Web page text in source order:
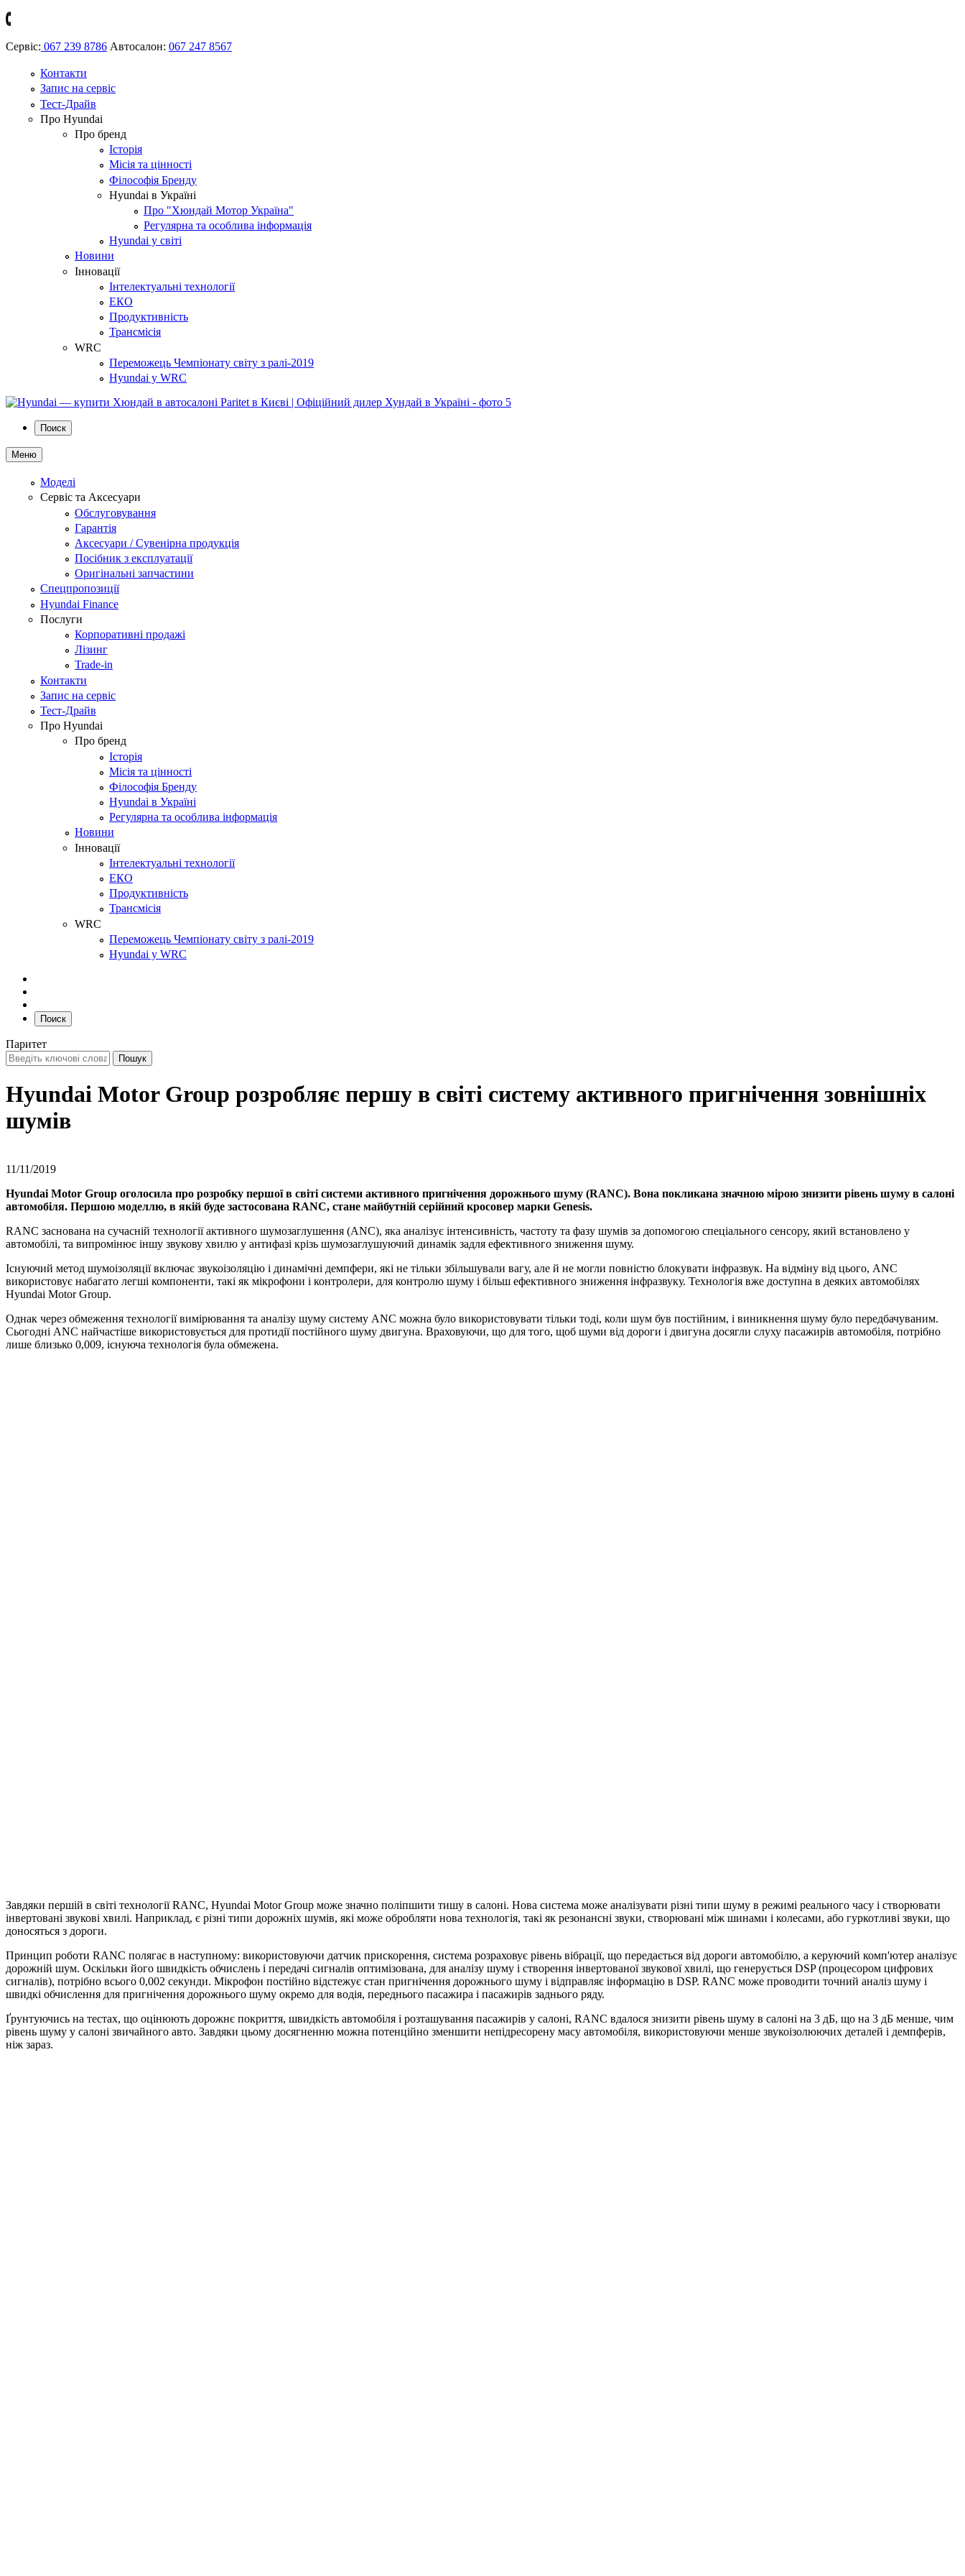
Сервіс: 067 239 8786 Автосалон: 067 247 8567
Контакти
Запис на сервіс
Тест-Драйв
Про Hyundai
Про бренд
Історія
Місія та цінності
Філософія Бренду
Hyundai в Україні
Про "Хюндай Мотор Україна"
Регулярна та особлива інформація
Hyundai у світі
Новини
Інновації
Інтелектуальні технології
ЕКО
Продуктивність
Трансмісія
WRC
Переможець Чемпіонату світу з ралі-2019
Hyundai у WRC
Поиск
Меню
Моделі
Сервіс та Аксесуари
Обслуговування
Гарантія
Аксесуари / Сувенірна продукція
Посібник з експлуатації
Оригінальні запчастини
Спецпропозиції
Hyundai Finance
Послуги
Корпоративні продажі
Лізинг
Trade-in
Контакти
Запис на сервіс
Тест-Драйв
Про Hyundai
Про бренд
Історія
Місія та цінності
Філософія Бренду
Hyundai в Україні
Регулярна та особлива інформація
Новини
Інновації
Інтелектуальні технології
ЕКО
Продуктивність
Трансмісія
WRC
Переможець Чемпіонату світу з ралі-2019
Hyundai у WRC
Поиск
Паритет
Hyundai Motor Group розробляє першу в світі систему активного пригнічення зовнішніх
шумів
11/11/2019
Hyundai Motor Group оголосила про розробку першої в світі системи активного пригнічення дорожнього шуму (RANC). Вона покликана значною мірою знизити рівень шуму в салоні
автомобіля. Першою моделлю, в якій буде застосована RANC, стане майбутній серійний кросовер марки Genesis.
RANC заснована на сучасній технології активного шумозаглушення (ANC), яка аналізує інтенсивність, частоту та фазу шумів за допомогою спеціального сенсору, який встановлено у
автомобілі, та випромінює іншу звукову хвилю у антифазі крізь шумозаглушуючий динамік задля ефективного зниження шуму.
Існуючий метод шумоізоляції включає звукоізоляцію і динамічні демпфери, які не тільки збільшували вагу, але й не могли повністю блокувати інфразвук. На відміну від цього, ANC
використовує набагато легші компоненти, такі як мікрофони і контролери, для контролю шуму і більш ефективного зниження інфразвуку. Технологія вже доступна в деяких автомобілях
Hyundai Motor Group.
Однак через обмеження технології вимірювання та аналізу шуму систему ANC можна було використовувати тільки тоді, коли шум був постійним, і виникнення шуму було передбачуваним.
Сьогодні ANC найчастіше використовується для протидії постійного шуму двигуна. Враховуючи, що для того, щоб шуми від дороги і двигуна досягли слуху пасажирів автомобіля, потрібно
лише близько 0,009, існуюча технологія була обмежена.
Завдяки першій в світі технології RANC, Hyundai Motor Group може значно поліпшити тишу в салоні. Нова система може аналізувати різні типи шуму в режимі реального часу і створювати
інвертовані звукові хвилі. Наприклад, є різні типи дорожніх шумів, які може обробляти нова технологія, такі як резонансні звуки, створювані між шинами і колесами, або гуркотливі звуки, що
доносяться з дороги.
Принцип роботи RANC полягає в наступному: використовуючи датчик прискорення, система розраховує рівень вібрації, що передається від дороги автомобілю, а керуючий комп'ютер аналізує
дорожній шум. Оскільки його швидкість обчислень і передачі сигналів оптимізована, для аналізу шуму і створення інвертованої звукової хвилі, що генерується DSP (процесором цифрових
сигналів), потрібно всього 0,002 секунди. Мікрофон постійно відстежує стан пригнічення дорожнього шуму і відправляє інформацію в DSP. RANC може проводити точний аналіз шуму і
швидкі обчислення для пригнічення дорожнього шуму окремо для водія, переднього пасажира і пасажирів заднього ряду.
Ґрунтуючись на тестах, що оцінюють дорожнє покриття, швидкість автомобіля і розташування пасажирів у салоні, RANC вдалося знизити рівень шуму в салоні на 3 дБ, що на 3 дБ менше, чим
рівень шуму у салоні звичайного авто. Завдяки цьому досягненню можна потенційно зменшити непідресорену масу автомобіля, використовуючи менше звукоізолюючих деталей і демпферів,
ніж зараз.